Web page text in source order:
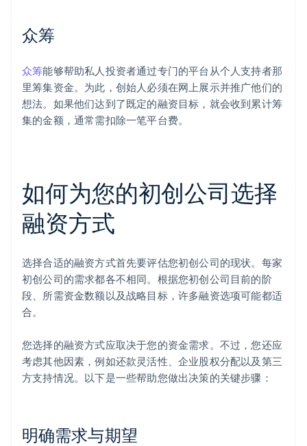
众筹
众筹能够帮助私人投资者通过专门的平台从个人支持者那
里筹集资金。为此，创始人必须在网上展示并推广他们的
想法。如果他们达到了既定的融资目标，就会收到累计筹
集的金额，通常需扣除一笔平台费。
如何为您的初创公司选择
融资方式
选择合适的融资方式首先要评估您初创公司的现状。每家
初创公司的需求都各不相同。根据您初创公司目前的阶
段、所需资金数额以及战略目标，许多融资选项可能都适
合。
您选择的融资方式应取决于您的资金需求。不过，您还应
考虑其他因素，例如还款灵活性、企业股权分配以及第三
方支持情况。以下是一些帮助您做出决策的关键步骤：
明确需求与期望